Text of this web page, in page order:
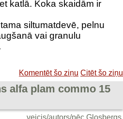
katlā. Koka skaidām ir
siltumatdevē, pelnu
vai granulu
Komentēt šo ziņu Citēt šo ziņu
alfa plam commo 15
veicis/autors/pēc Glosbergs